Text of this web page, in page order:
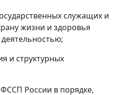
служащих и
жизни и здоровья
и структурных
России в порядке,